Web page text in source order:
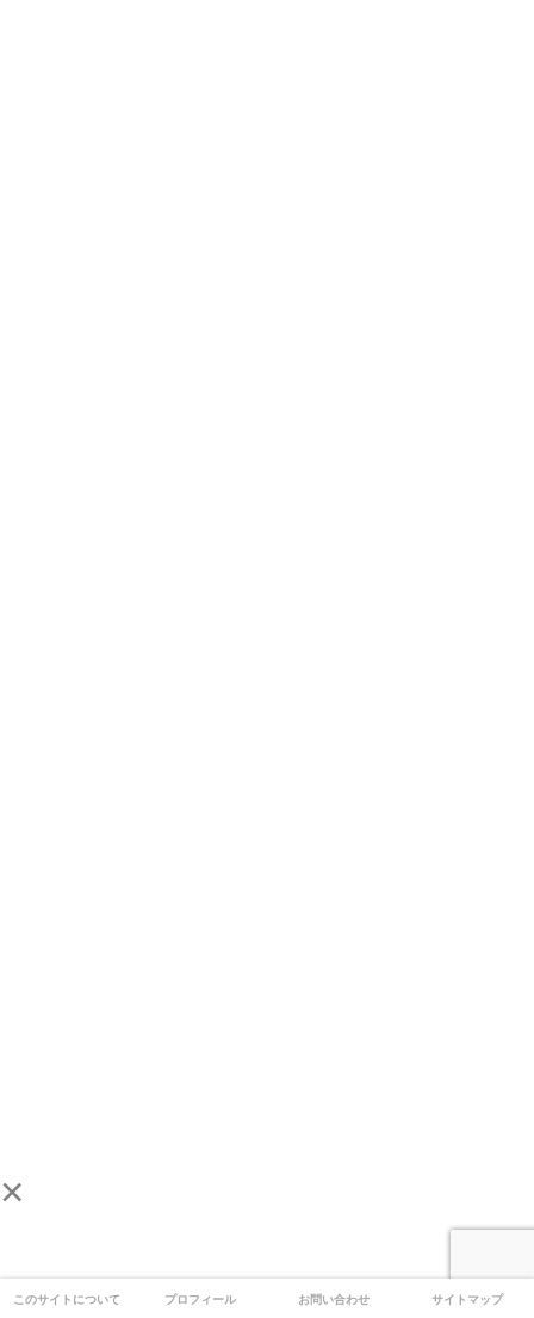
×
このサイトについて プロフィール お問い合わせ サイトマップ